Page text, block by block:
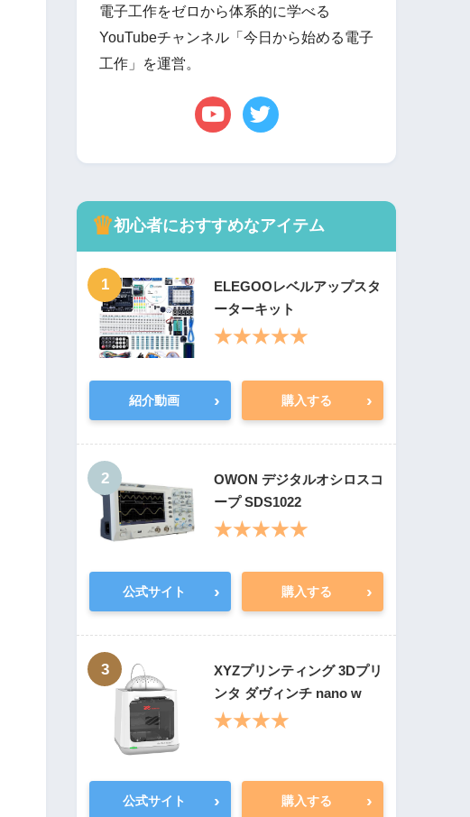
電子工作をゼロから体系的に学べる
YouTubeチャンネル「今日から始める電子
工作」を運営。
♛初心者におすすめなアイテム
1
ELEGOOレベルアップスタ
ーターキット
★★★★★
紹介動画 › 購入する ›
2
OWON デジタルオシロスコ
ープ SDS1022
★★★★★
公式サイト › 購入する ›
3
XYZプリンティング 3Dプリ
ンタ ダヴィンチ nano w
★★★★
公式サイト › 購入する ›